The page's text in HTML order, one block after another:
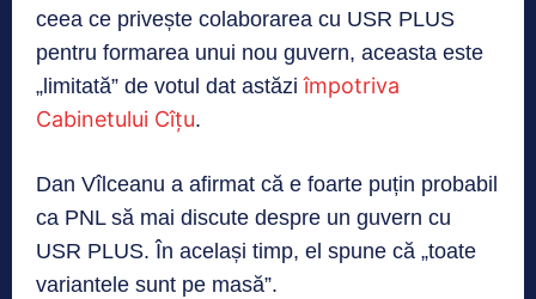
ceea ce privește colaborarea cu USR PLUS
pentru formarea unui nou guvern, aceasta este
„limitată” de votul dat astăziîmpotriva
Cabinetului Cîțu.
Dan Vîlceanu a afirmat că e foarte puțin probabil
ca PNL să mai discute despre un guvern cu
USR PLUS. În același timp, el spune că „toate
variantele sunt pe masă”.